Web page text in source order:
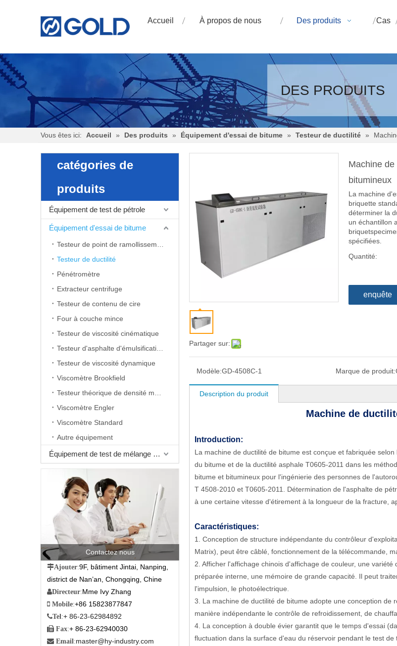
Accueil À propos de nous Des produits Cas
DES PRODUITS
Vous êtes ici: Accueil » Des produits » Équipement d'essai de bitume » Testeur de ductilité »
catégories de
produits
Équipement de test de pétrole
Équipement d'essai de bitume
Testeur de ductilité
Pénétromètre
Extracteur centrifuge
Testeur de contenu de cire
Four à couche mince
Testeur de viscosité cinématique
Testeur de viscosité dynamique
Viscomètre Brookfield
Viscomètre Engler
Viscomètre Standard
Autre équipement
Équipement de test de mélange bitumineux
Contactez nous
Ajouter:9F, bâtiment Jintai, Nanping,
district de Nan’an, Chongqing, Chine
Directeur:Mme Ivy Zhang
 Mobile:+86 15823877847
Tel :+ 86-23-62984892
 Fax:+ 86-23-62940030
 Email :master@hy-industry.com
Partager sur:
Machine
bitumineux
La machine
briquette
déterminer la
un échantillon
spécifiées.
Quantité:
enquête
Modèle:GD-4508C-1 Marque de produit:
Description du produit
Machine de
Introduction:
La machine de ductilité de bitume est conçue et fabriquée
du bitume et de la ductilité asphale T0605-2011 dans les
bitume et bitumineux pour l'ingénierie des personnes de
T 4508-2010 et T0605-2011. Détermination de l'asphalte de
à une certaine vitesse d'étirement à la longueur de la fracture,
Caractéristiques:
1. Conception de structure indépendante du contrôleur
Matrix), peut être câblé, fonctionnement de la télécommande,
2. Afficher l'affichage chinois d'affichage de couleur, une
préparée interne, une mémoire de grande capacité. Il peut
l'impulsion, le photoélectrique.
3. La machine de ductilité de bitume adopte une conception
manière indépendante le contrôle de refroidissement, de
4. La conception à double évier garantit que le temps d'essai
fluctuation dans la surface d'eau du réservoir pendant le test